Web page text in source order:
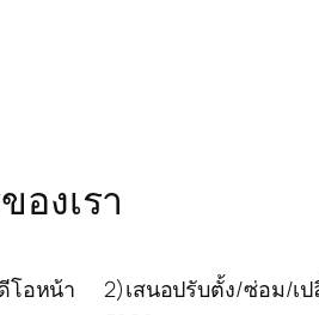
งเรา
โอหน้า
2)เสนอปรับตั้ง/ซ่อม/เ